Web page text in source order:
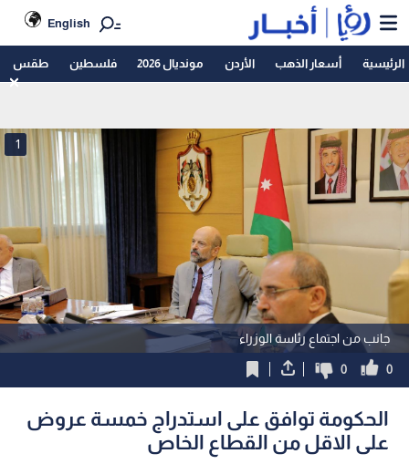
English
الرئيسية أسعار الذهب الأردن مونديال 2026 فلسطين طقس
جانب من اجتماع رئاسة الوزراء
1
0
0
الحكومة توافق على استدراج خمسة عروض
على الاقل من القطاع الخاص